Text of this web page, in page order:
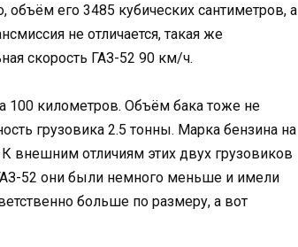
объём его 3485 кубических сантиметров, а
не отличается, такая же
скорость ГАЗ-52 90 км/ч.
100 километров. Объём бака тоже не
грузовика 2.5 тонны. Марка бензина на
внешним отличиям этих двух грузовиков
52 они были немного меньше и имели
больше по размеру, а вот